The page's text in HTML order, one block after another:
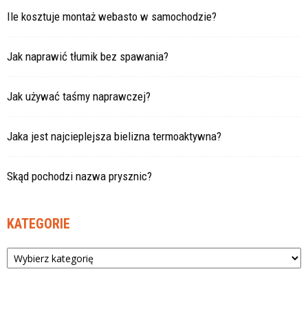
Ile kosztuje montaż webasto w samochodzie?
Jak naprawić tłumik bez spawania?
Jak używać taśmy naprawczej?
Jaka jest najcieplejsza bielizna termoaktywna?
Skąd pochodzi nazwa prysznic?
KATEGORIE
Kategorie